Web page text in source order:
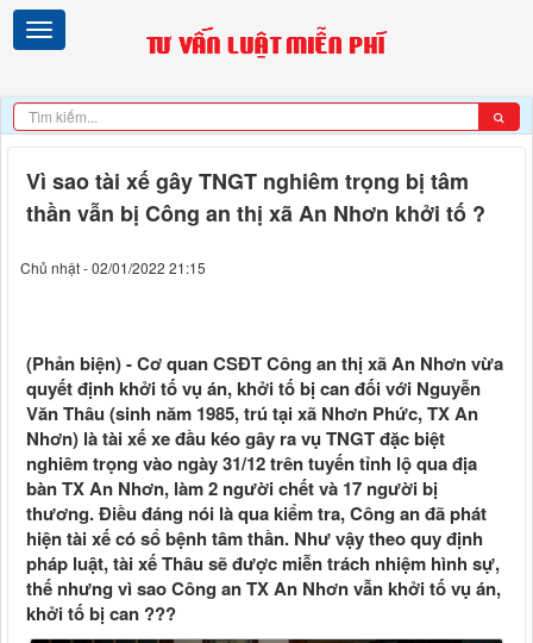
Vì sao tài xế gây TNGT nghiêm trọng bị tâm
thần vẫn bị Công an thị xã An Nhơn khởi tố ?
Chủ nhật - 02/01/2022 21:15
(Phản biện) - Cơ quan CSĐT Công an thị xã An Nhơn vừa
quyết định khởi tố vụ án, khởi tố bị can đối với Nguyễn
Văn Thâu (sinh năm 1985, trú tại xã Nhơn Phức, TX An
Nhơn) là tài xế xe đầu kéo gây ra vụ TNGT đặc biệt
nghiêm trọng vào ngày 31/12 trên tuyến tỉnh lộ qua địa
bàn TX An Nhơn, làm 2 người chết và 17 người bị
thương. Điều đáng nói là qua kiểm tra, Công an đã phát
hiện tài xế có sổ bệnh tâm thần. Như vậy theo quy định
pháp luật, tài xế Thâu sẽ được miễn trách nhiệm hình sự,
thế nhưng vì sao Công an TX An Nhơn vẫn khởi tố vụ án,
khởi tố bị can ???